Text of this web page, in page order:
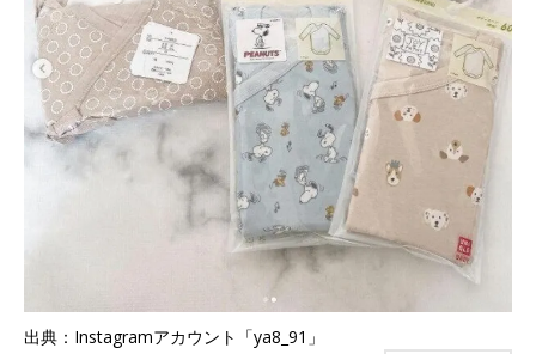
出典：Instagramアカウント「ya8_91」